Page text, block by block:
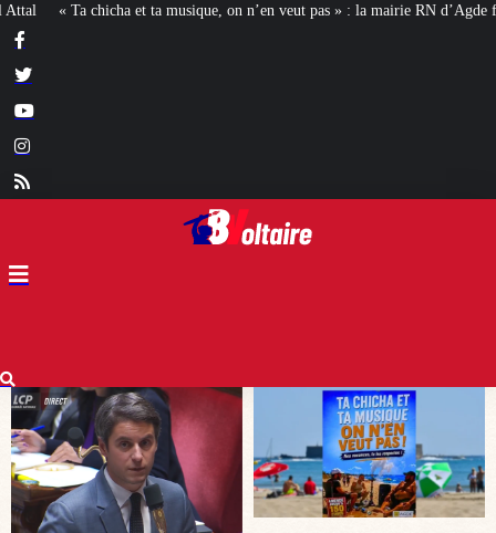
n’en veut pas » : la mairie RN d’Agde face à la meute « antiraciste » La